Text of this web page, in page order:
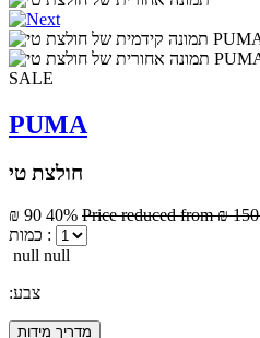
SALE
PUMA
חולצת טי
₪ 90 40% Price reduced from₪ 150
כמות :
null null
:צבע
מדריך מידות